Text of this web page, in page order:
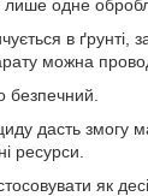
лише одне
в ґрунті,
можна
безпечний.
дасть змогу
ресурси.
як